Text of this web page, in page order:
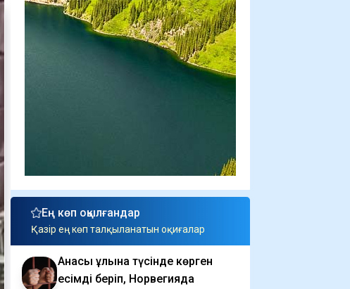
Ең көп оқылғандар
Қазір ең көп талқыланатын оқиғалар
Анасы ұлына түсінде көрген
есімді беріп, Норвегияда